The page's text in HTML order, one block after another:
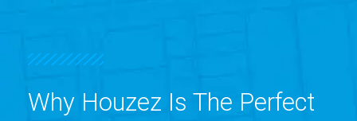
Why Houzez Is The Perfect